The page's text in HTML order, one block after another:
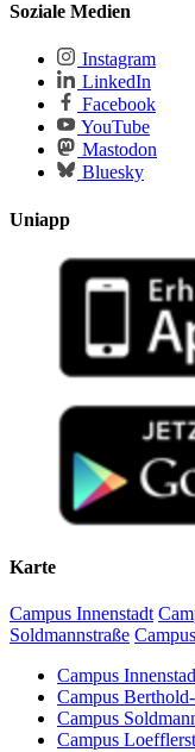
Soziale Medien
Instagram
LinkedIn
Facebook
YouTube
Mastodon
Bluesky
Uniapp
Karte
Campus Innenstadt
Soldmannstraße
Campus
Campus
Campus
Campus